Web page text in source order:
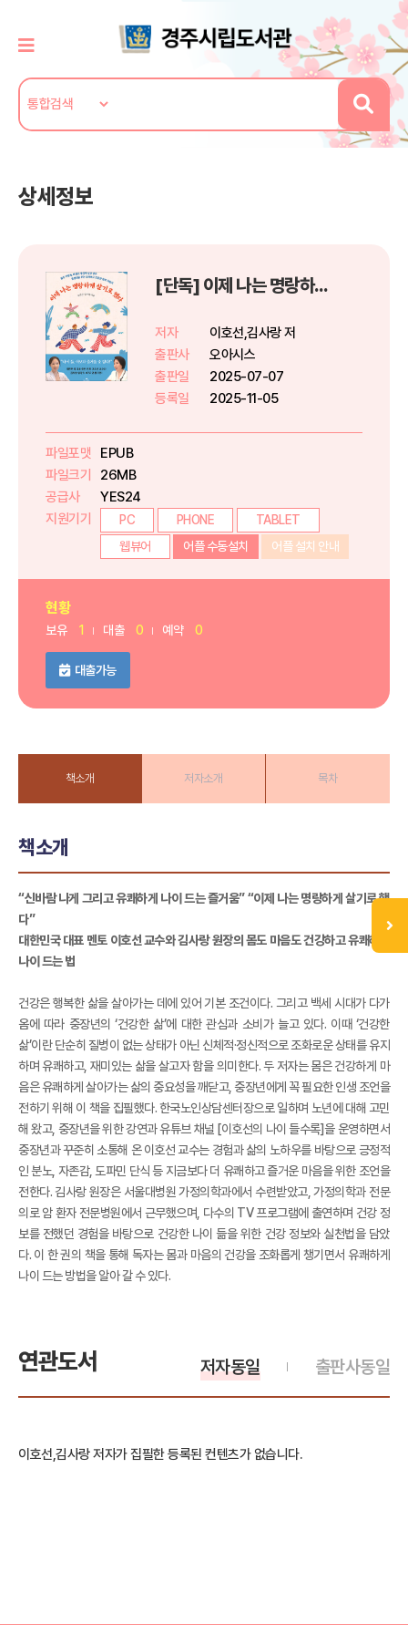
상세정보
[단독] 이제 나는 명랑하게 살기로 했다
저자
이호선,김사랑 저
출판사
오아시스
출판일
2025-07-07
등록일
2025-11-05
파일포맷
EPUB
파일크기
26MB
공급사
YES24
지원기기
PC PHONE
TABLET
웹뷰어
어플 수동설치 어플 설치 안내
현황
보유 1 대출 0 예약 0
대출가능
책소개 저자소개 목차
책소개
“신바람 나게 그리고 유쾌하게 나이 드는 즐거움” “이제 나는 명랑하게 살기로 했
다”
대한민국 대표 멘토 이호선 교수와 김사랑 원장의 몸도 마음도 건강하고 유쾌하게
나이 드는 법
건강은 행복한 삶을 살아가는 데에 있어 기본 조건이다. 그리고 백세 시대가 다가
옴에 따라 중장년의 ‘건강한 삶’에 대한 관심과 소비가 늘고 있다. 이때 ‘건강한
삶’이란 단순히 질병이 없는 상태가 아닌 신체적·정신적으로 조화로운 상태를 유지
하며 유쾌하고, 재미있는 삶을 살고자 함을 의미한다. 두 저자는 몸은 건강하게 마
음은 유쾌하게 살아가는 삶의 중요성을 깨닫고, 중장년에게 꼭 필요한 인생 조언을
전하기 위해 이 책을 집필했다. 한국노인상담센터장으로 일하며 노년에 대해 고민
해 왔고, 중장년을 위한 강연과 유튜브 채널 [이호선의 나이 들수록]을 운영하면서
중장년과 꾸준히 소통해 온 이호선 교수는 경험과 삶의 노하우를 바탕으로 긍정적
인 분노, 자존감, 도파민 단식 등 지금보다 더 유쾌하고 즐거운 마음을 위한 조언을
전한다. 김사랑 원장은 서울대병원 가정의학과에서 수련받았고, 가정의학과 전문
의로 암 환자 전문병원에서 근무했으며, 다수의 TV 프로그램에 출연하며 건강 정
보를 전했던 경험을 바탕으로 건강한 나이 듦을 위한 건강 정보와 실천법을 담았
다. 이 한 권의 책을 통해 독자는 몸과 마음의 건강을 조화롭게 챙기면서 유쾌하게
나이 드는 방법을 알아 갈 수 있다.
연관도서 출판사동일
저자동일
이호선,김사랑 저자가 집필한 등록된 컨텐츠가 없습니다.